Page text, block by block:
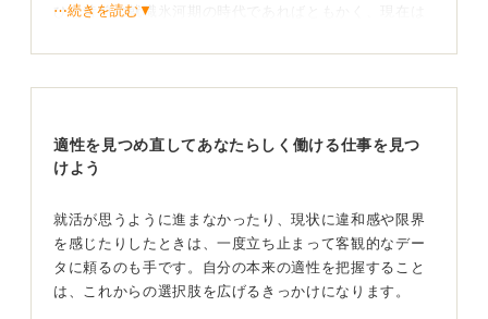
ひと昔前の就職氷河期の時代であればともかく、現在は
期であれば、そこまで大きなマイナスポイントになるこ
としては、あなたがこれまで大学院の研究に打ち込んで
きたことで、得られた経験とスキルについてもう一度棚
それは、社会人経験をひと足早く積んだ友人に比べて
も、勝るとも劣らない宝物であるはずです。
そして、どのように企業側へ伝えていくかをじっくり考
⋯続きを読む▼
適性を見つめ直してあなたらしく働ける仕事を見つ
けよう
就活が思うように進まなかったり、現状に違和感や限界
を感じたりしたときは、一度立ち止まって客観的なデー
タに頼るのも手です。自分の本来の適性を把握すること
は、これからの選択肢を広げるきっかけになります。